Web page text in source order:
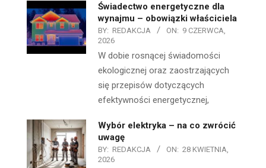
Świadectwo energetyczne dla
wynajmu – obowiązki właściciela
BY: REDAKCJA ON: 9 CZERWCA,
2026
W dobie rosnącej świadomości
ekologicznej oraz zaostrzających
się przepisów dotyczących
efektywności energetycznej,
Wybór elektryka – na co zwrócić
uwagę
BY: REDAKCJA ON: 28 KWIETNIA,
2026